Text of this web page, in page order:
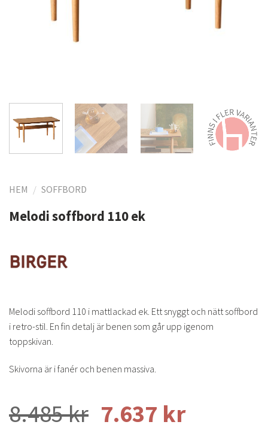
HEM / SOFFBORD
Melodi soffbord 110 ek
Melodi soffbord 110 i mattlackad ek. Ett snyggt och nätt soffbord
i retro-stil. En fin detalj är benen som går upp igenom
toppskivan.
Skivorna är i fanér och benen massiva.
8.485kr 7.637 kr